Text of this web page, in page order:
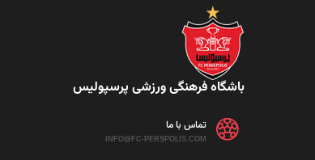
باشگاه فرهنگی ورزشی پرسپولیس
تماس با ما
INFO@FC-PERSPOLIS.COM